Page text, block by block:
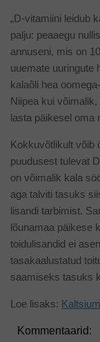
„D-vitamiini leidub
palju: peaaegu
annuseni, mis on
uuemate uuringute
kalaõli hea
Niipea kui
lasta päikesel oma
Kokkuvõtlikult võib
puudusest tulevat
on võimalik kala
aga talviti tasuks
lisandi tarbimist.
lõunamaa päikese
toidulisandid ei
tasakaalustatud
saamiseks tasuks
Loe lisaks:
Kommentaarid: